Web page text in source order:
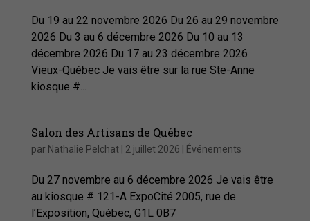
Du 19 au 22 novembre 2026 Du 26 au 29 novembre
2026 Du 3 au 6 décembre 2026 Du 10 au 13
décembre 2026 Du 17 au 23 décembre 2026
Vieux-Québec Je vais être sur la rue Ste-Anne
kiosque #...
Salon des Artisans de Québec
par Nathalie Pelchat| 2 juillet 2026 Événements
Du 27 novembre au 6 décembre 2026 Je vais être
au kiosque # 121-A ExpoCité 2005, rue de
l’Exposition, Québec, G1L 0B7